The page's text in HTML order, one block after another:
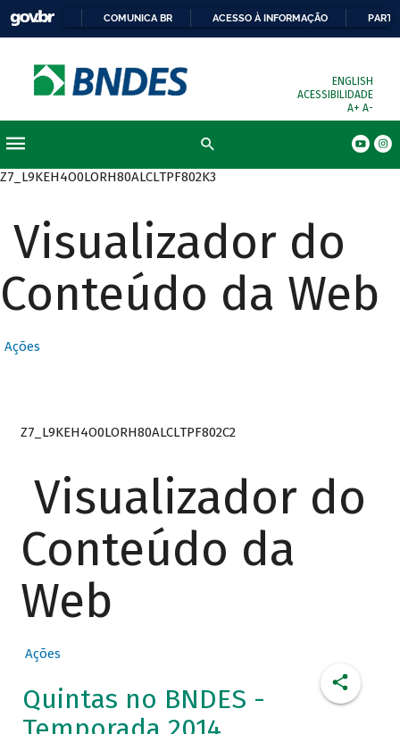
COMUNICA BR ACESSO À INFORMAÇÃO
ENGLISH
ACESSIBILIDADE
A+ A-
Z7_L9KEH4O0LORH80ALCLTPF802K3
Visualizador do
Conteúdo da Web
Ações
Z7_L9KEH4O0LORH80ALCLTPF802C2
Visualizador do
Conteúdo da
Web
Ações
Quintas no BNDES -